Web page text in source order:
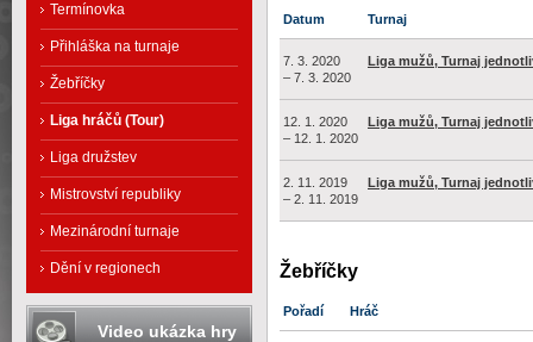
Datum Turnaj
7. 3. 2020
– 7. 3. 2020
Liga mužů, Turnaj
12. 1. 2020
– 12. 1. 2020
Liga mužů, Turnaj
2. 11. 2019
– 2. 11. 2019
Liga mužů, Turnaj
Žebříčky
Pořadí Hráč
Termínovka
Přihláška na turnaje
Žebříčky
Liga hráčů (Tour)
Liga družstev
Mistrovství republiky
Mezinárodní turnaje
Dění v regionech
Video ukázka hry